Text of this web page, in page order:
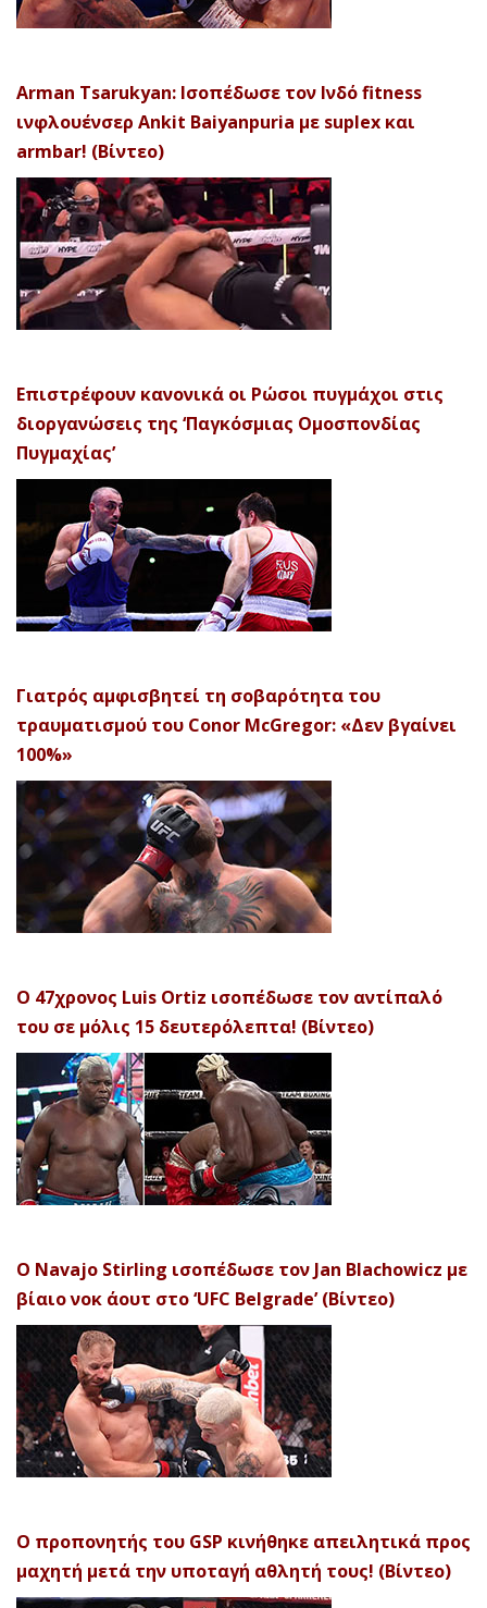
Arman Tsarukyan: Ισοπέδωσε τον Ινδό fitness
ινφλουένσερ Ankit Baiyanpuria με suplex και
armbar! (Βίντεο)
Επιστρέφουν κανονικά οι Ρώσοι πυγμάχοι στις
διοργανώσεις της ‘Παγκόσμιας Ομοσπονδίας
Πυγμαχίας’
Γιατρός αμφισβητεί τη σοβαρότητα του
τραυματισμού του Conor McGregor: «Δεν βγαίνει
100%»
Ο 47χρονος Luis Ortiz ισοπέδωσε τον αντίπαλό
του σε μόλις 15 δευτερόλεπτα! (Βίντεο)
Ο Navajo Stirling ισοπέδωσε τον Jan Blachowicz με
βίαιο νοκ άουτ στο ‘UFC Belgrade’ (Βίντεο)
Ο προπονητής του GSP κινήθηκε απειλητικά προς
μαχητή μετά την υποταγή αθλητή τους! (Βίντεο)